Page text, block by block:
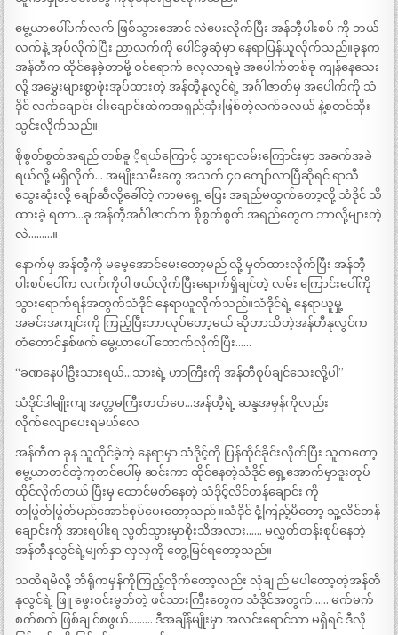
မွေ့ယာပေါ်ပက်လက် ဖြစ်သွားအောင် လဲပေးလိုက်ပြီး အန်တီ့ပါးစပ် ကို ဘယ်
လက်နဲ့ အုပ်လိုက်ပြီး ညာလက်ကို ပေါင်ခွဆုံမှာ နေရာပြန်ယူလိုက်သည်။ခုနက
အန်တီက ထိုင်နေခဲ့တာမို့ ဝင်ရောက် လေ့လာရမဲ့ အပေါက်တစ်ခု ကျန်နေသေး
လို့ အမွှေးများစွာဖုံးအုပ်ထားတဲ့ အန်တီ့နုလွင်ရဲ့ အင်္ဂါဇာတ်မှ အပေါက်ကို သံ
ဒိုင် လက်ချောင်း ငါးချောင်းထဲကအရှည်ဆုံးဖြစ်တဲ့လက်ခလယ် နဲ့စတင်ထိုး
သွင်းလိုက်သည်။
စိုစွတ်စွတ်အရည် တစ်ခူ ိ့ရယ်ကြောင့် သွားရာလမ်းကြောင်းမှာ အခက်အခဲ
ရယ်လို့ မရှိလိုက်… အမျိုးသမီးတွေ အသက် ၄၀ ကျော်လာပြီဆိုရင် ရာသီ
သွေးဆုံးလို့ ချော်ဆီလို့ခေါ်တဲ့ ကာမရှေ့ ပြေး အရည်မထွက်တော့လို့ သံဒိုင် သိ
ထားခဲ့ ရတာ…ခု အန်တီ့အင်္ဂါဇာတ်က စိုစွတ်စွတ် အရည်တွေက ဘာလို့များတဲ့
လဲ………။
နောက်မှ အန်တီ့ကို မမေ့အောင်မေးတော့မည် လို့ မှတ်ထားလိုက်ပြီး အန်တီ့
ပါးစပ်ပေါ်က လက်ကိုပါ ဖယ်လိုက်ပြီးရောက်ရှိချင်တဲ့ လမ်း ကြောင်းပေါ်ကို
သွားရောက်ရန်အတွက်သံဒိုင် နေရာယူလိုက်သည်။သံဒိုင်ရဲ့ နေရာယူမှု့
အခင်းအကျင်းကို ကြည့်ပြီးဘာလုပ်တော့မယ် ဆိုတာသိတဲ့အန်တီနုလွင်က
တံတောင်နှစ်ဖက် မွေ့ယာပေါ် ထောက်လိုက်ပြီး……
“ခဏနေပါဦးသားရယ်…သားရဲ့ ဟာကြီးကို အန်တီစုပ်ချင်သေးလို့ပါ”
သံဒိုင်ဒါမျိုးကျ အတ္တမကြီးတတ်ပေ…အန်တီ့ရဲ့ ဆန္ဒအမှန်ကိုလည်း
လိုက်လျောပေးရမယ်လေ
အန်တီက ခုန သူထိုင်ခဲ့တဲ့ နေရာမှာ သံဒိုင့်ကို ပြန်ထိုင်ခိုင်းလိုက်ပြီး သူကတော့
မွေ့ယာတင်တဲ့ကုတင်ပေါ်မှ ဆင်းကာ ထိုင်နေတဲ့သံဒိုင် ရှေ့အောက်မှာဒူးတုပ်
ထိုင်လိုက်တယ် ပြီးမှ ထောင်မတ်နေတဲ့ သံဒိုင့်လိင်တန်ချောင်း ကို
တပြွတ်ပြွတ်မည်အောင်စုပ်ပေးတော့သည် ။သံဒိုင် ငုံ့ကြည့်မိတော့ သူ့လိင်တန်
ချောင်းကို အားရပါးရ လွတ်သွားမှာစိုးသိအလား…… မလွှတ်တန်းစုပ်နေတဲ့
အန်တီနုလွင်ရဲ့မျက်နှာ လှလှကို တွေ့မြင်ရတော့သည်။
သတိရမိလို့ ဘီရိုကမှန်ကိုကြည့်လိုက်တော့လည်း လုံချ ည် မပါတော့တဲ့အန်တီ
နုလွင်ရဲ့ ဖြူ ဖွေးဝင်းမွတ်တဲ့ ဖင်သားကြီးတွေက သံဒိုင်အတွက်…… မက်မက်
စက်စက် ဖြစ်ချ င်စဖွယ်……… ဒီအချိန်မျိုးမှာ အလင်းရောင်သာ မရှိရင် ဒီလို